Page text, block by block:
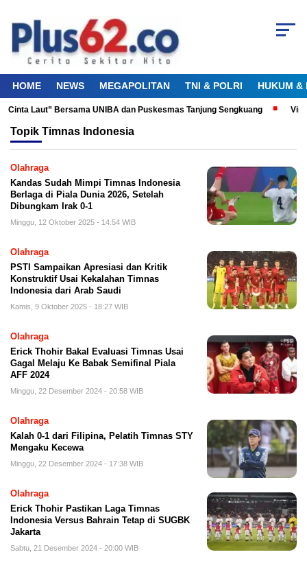
HOME NEWS MEGAPOLITAN TNI & POLRI HUKUM &
Laut” Bersama UNIBA dan Puskesmas Tanjung Sengkuang
Topik Timnas Indonesia
Olahraga
Kandas Sudah Mimpi Timnas Indonesia
Berlaga di Piala Dunia 2026, Setelah
Dibungkam Irak 0-1
Minggu, 12 Oktober 2025 - 14:54 WIB
Olahraga
PSTI Sampaikan Apresiasi dan Kritik
Konstruktif Usai Kekalahan Timnas
Indonesia dari Arab Saudi
Kamis, 9 Oktober 2025 - 18:27 WIB
Olahraga
Erick Thohir Bakal Evaluasi Timnas Usai
Gagal Melaju Ke Babak Semifinal Piala
AFF 2024
Minggu, 22 Desember 2024 - 20:58 WIB
Olahraga
Kalah 0-1 dari Filipina, Pelatih Timnas STY
Mengaku Kecewa
Minggu, 22 Desember 2024 - 17:38 WIB
Olahraga
Erick Thohir Pastikan Laga Timnas
Indonesia Versus Bahrain Tetap di SUGBK
Jakarta
Sabtu, 21 Desember 2024 - 20:00 WIB